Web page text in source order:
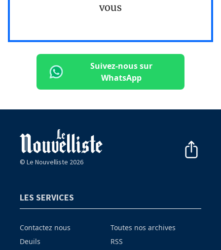
vous
Suivez-nous sur
WhatsApp
© Le Nouvelliste 2026
LES SERVICES
Contactez nous
Deuils
Toutes nos archives
RSS